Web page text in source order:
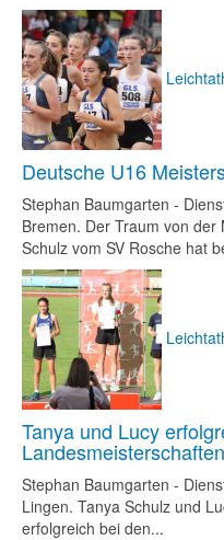
Deutsche U16
Stephan Baumgarten -
Bremen. Der Traum von
Schulz vom SV Rosche hat
Tanya und Lucy
Stephan Baumgarten -
Lingen. Tanya Schulz und
erfolgreich bei den...